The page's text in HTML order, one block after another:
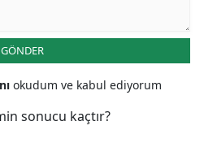
GÖNDER
okudum ve kabul ediyorum
sonucu kaçtır?